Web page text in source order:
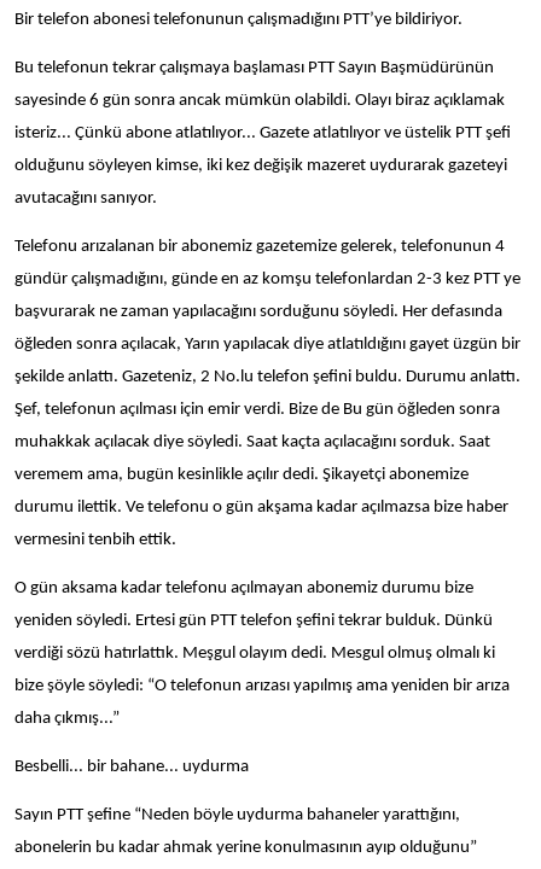
Bir telefon abonesi telefonunun çalışmadığını PTT’ye bildiriyor.
Bu telefonun tekrar çalışmaya başlaması PTT Sayın Başmüdürünün
sayesinde 6 gün sonra ancak mümkün olabildi. Olayı biraz açıklamak
isteriz... Çünkü abone atlatılıyor... Gazete atlatılıyor ve üstelik PTT şefi
olduğunu söyleyen kimse, iki kez değişik mazeret uydurarak gazeteyi
avutacağını sanıyor.
Telefonu arızalanan bir abonemiz gazetemize gelerek, telefonunun 4
gündür çalışmadığını, günde en az komşu telefonlardan 2-3 kez PTT ye
başvurarak ne zaman yapılacağını sorduğunu söyledi. Her defasında
öğleden sonra açılacak, Yarın yapılacak diye atlatıldığını gayet üzgün bir
şekilde anlattı. Gazeteniz, 2 No.lu telefon şefini buldu. Durumu anlattı.
Şef, telefonun açılması için emir verdi. Bize de Bu gün öğleden sonra
muhakkak açılacak diye söyledi. Saat kaçta açılacağını sorduk. Saat
veremem ama, bugün kesinlikle açılır dedi. Şikayetçi abonemize
durumu ilettik. Ve telefonu o gün akşama kadar açılmazsa bize haber
vermesini tenbih ettik.
O gün aksama kadar telefonu açılmayan abonemiz durumu bize
yeniden söyledi. Ertesi gün PTT telefon şefini tekrar bulduk. Dünkü
verdiği sözü hatırlattık. Meşgul olayım dedi. Mesgul olmuş olmalı ki
bize şöyle söyledi: “O telefonun arızası yapılmış ama yeniden bir arıza
daha çıkmış...”
Besbelli... bir bahane... uydurma
Sayın PTT şefine “Neden böyle uydurma bahaneler yarattığını,
abonelerin bu kadar ahmak yerine konulmasının ayıp olduğunu”